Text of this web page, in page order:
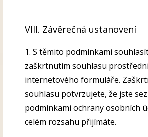
VIII. Závěrečná ustanovení
1. S těmito podmínkami
zaškrtnutím souhlasu
internetového formuláře.
souhlasu potvrzujete, že jste
podmínkami ochrany osobních
celém rozsahu přijímáte.